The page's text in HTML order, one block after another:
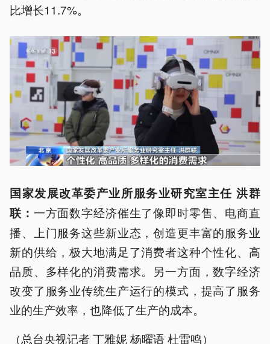
比增长11.7%。
国家发展改革委产业所服务业研究室主任 洪群
联： 一方面数字经济催生了像即时零售、电商直
播、上门服务这些新业态，创造更丰富的服务业
新的供给，极大地满足了消费者这种个性化、高
品质、多样化的消费需求。另一方面，数字经济
改变了服务业传统生产运行的模式，提高了服务
业的生产效率，也降低了生产的成本。
（总台央视记者 丁雅妮 杨曜语 杜雷鸣）